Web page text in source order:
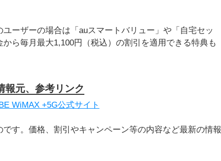
ーザーの場合は「auスマートバリュー」や「自宅セッ
ら毎月最大1,100円（税込）の割引を適用できる特典も
報元、参考リンク
WiMAX +5G公式サイト
す。価格、割引やキャンペーン等の内容など最新の情報